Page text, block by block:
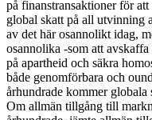
på finanstransaktioner för
global skatt på all utvinning
av det här osannolikt idag,
osannolika -som att
på apartheid och säkra
både genomförbara och
århundrade kommer globala
Om allmän tillgång till